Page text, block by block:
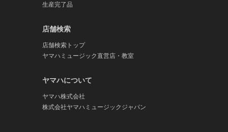
、これに限定されない)を伴うソフトウェア
ェアのご使用は、各権利者の定めるライセ
いる場合、矛盾する箇所に限り、該当するオ
フトウェア」）を提供する場合があります。
、第三者ソフトウェアの提供者が全ての保証
。弊社は、第三者ソフトウェアの商品性、お
生産完了品
店舗検索
店舗検索トップ
ヤマハミュージック直営店・教室
ヤマハについて
ヤマハ株式会社
株式会社ヤマハミュージックジャパン